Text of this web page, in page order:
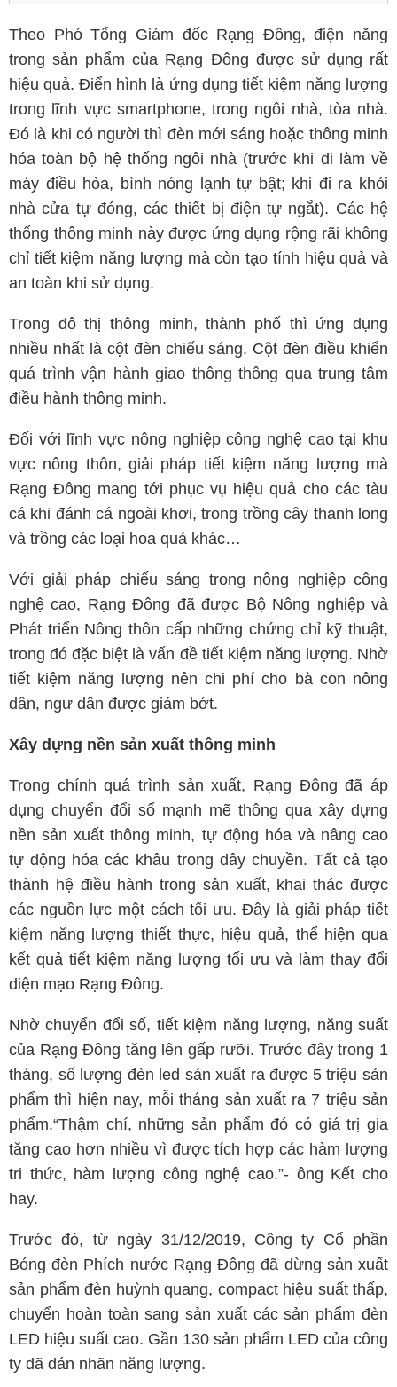
Theo Phó Tổng Giám đốc Rạng Đông, điện năng
trong sản phẩm của Rạng Đông được sử dụng rất
hiệu quả. Điển hình là ứng dụng tiết kiệm năng lượng
trong lĩnh vực smartphone, trong ngôi nhà, tòa nhà.
Đó là khi có người thì đèn mới sáng hoặc thông minh
hóa toàn bộ hệ thống ngôi nhà (trước khi đi làm về
máy điều hòa, bình nóng lạnh tự bật; khi đi ra khỏi
nhà cửa tự đóng, các thiết bị điện tự ngắt). Các hệ
thống thông minh này được ứng dụng rộng rãi không
chỉ tiết kiệm năng lượng mà còn tạo tính hiệu quả và
an toàn khi sử dụng.
Trong đô thị thông minh, thành phố thì ứng dụng
nhiều nhất là cột đèn chiếu sáng. Cột đèn điều khiển
quá trình vận hành giao thông thông qua trung tâm
điều hành thông minh.
Đối với lĩnh vực nông nghiệp công nghệ cao tại khu
vực nông thôn, giải pháp tiết kiệm năng lượng mà
Rạng Đông mang tới phục vụ hiệu quả cho các tàu
cá khi đánh cá ngoài khơi, trong trồng cây thanh long
và trồng các loại hoa quả khác…
Với giải pháp chiếu sáng trong nông nghiệp công
nghệ cao, Rạng Đông đã được Bộ Nông nghiệp và
Phát triển Nông thôn cấp những chứng chỉ kỹ thuật,
trong đó đặc biệt là vấn đề tiết kiệm năng lượng. Nhờ
tiết kiệm năng lượng nên chi phí cho bà con nông
dân, ngư dân được giảm bớt.
Xây dựng nền sản xuất thông minh
Trong chính quá trình sản xuất, Rạng Đông đã áp
dụng chuyển đổi số mạnh mẽ thông qua xây dựng
nền sản xuất thông minh, tự động hóa và nâng cao
tự động hóa các khâu trong dây chuyền. Tất cả tạo
thành hệ điều hành trong sản xuất, khai thác được
các nguồn lực một cách tối ưu. Đây là giải pháp tiết
kiệm năng lượng thiết thực, hiệu quả, thể hiện qua
kết quả tiết kiệm năng lượng tối ưu và làm thay đổi
diện mạo Rạng Đông.
Nhờ chuyển đổi số, tiết kiệm năng lượng, năng suất
của Rạng Đông tăng lên gấp rưỡi. Trước đây trong 1
tháng, số lượng đèn led sản xuất ra được 5 triệu sản
phẩm thì hiện nay, mỗi tháng sản xuất ra 7 triệu sản
phẩm.“Thậm chí, những sản phẩm đó có giá trị gia
tăng cao hơn nhiều vì được tích hợp các hàm lượng
tri thức, hàm lượng công nghệ cao.”- ông Kết cho
hay.
Trước đó, từ ngày 31/12/2019, Công ty Cổ phần
Bóng đèn Phích nước Rạng Đông đã dừng sản xuất
sản phẩm đèn huỳnh quang, compact hiệu suất thấp,
chuyển hoàn toàn sang sản xuất các sản phẩm đèn
LED hiệu suất cao. Gần 130 sản phẩm LED của công
ty đã dán nhãn năng lượng.